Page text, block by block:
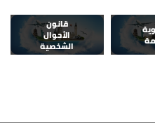
قانون
الأحوال
الشخصية